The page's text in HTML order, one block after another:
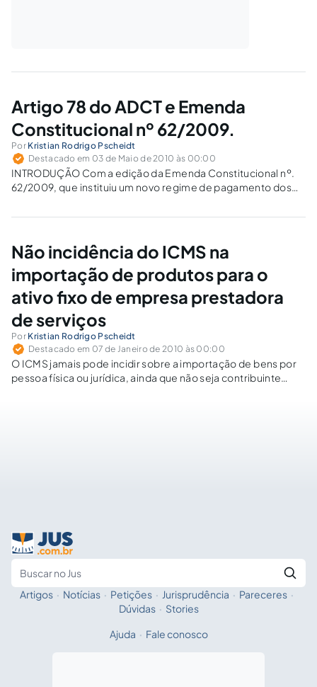
Artigo 78 do ADCT e Emenda
Constitucional nº 62/2009.
Por Kristian Rodrigo Pscheidt
Destacado em 03 de Maio de 2010 às 00:00
INTRODUÇÃO Com a edição da Emenda Constitucional nº.
62/2009, que instituiu um novo regime de pagamento dos
estaduais, apressaram-se em sobrelevar a teoria (e que
Federal)...
Não incidência do ICMS na
importação de produtos para o
ativo fixo de empresa prestadora
de serviços
Por Kristian Rodrigo Pscheidt
Destacado em 07 de Janeiro de 2010 às 00:00
O ICMS jamais pode incidir sobre a importação de bens por
pessoa física ou jurídica, ainda que não seja contribuinte
Fale com a IA
Artigos · Notícias · Petições · Jurisprudência · Pareceres ·
Dúvidas · Stories
Ajuda · Fale conosco